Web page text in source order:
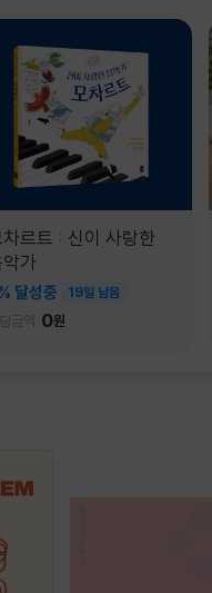
르트 : 신이 사랑한
가
달성중 19일 남음
금액 0원